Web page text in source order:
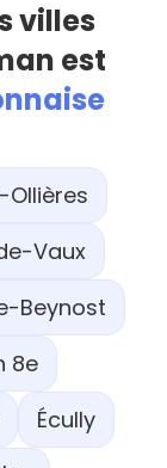
villes
est
Vaux
Beynost
8e
Écully